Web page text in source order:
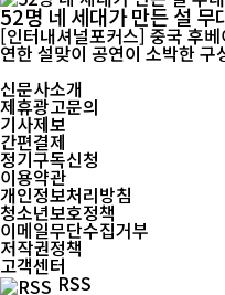
52명 네 세대가 만든 설
[인터내셔널포커스] 중국 후
신문사소개
제휴광고문의
기사제보
간편결제
정기구독신청
이용약관
개인정보처리방침
청소년보호정책
이메일무단수집거부
저작권정책
고객센터
RSS